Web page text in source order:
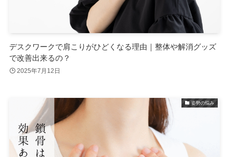
デスクワークで肩こりがひどくなる理由｜整体や解消グッズ
で改善出来るの？
2025年7月12日
姿勢の悩み